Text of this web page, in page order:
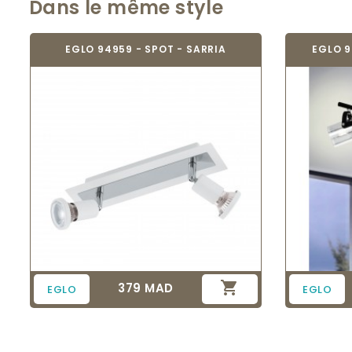
Dans le même style
EGLO 94959 - SPOT - SARRIA
EGLO Prix
379 MAD 
EGLO
EGLO